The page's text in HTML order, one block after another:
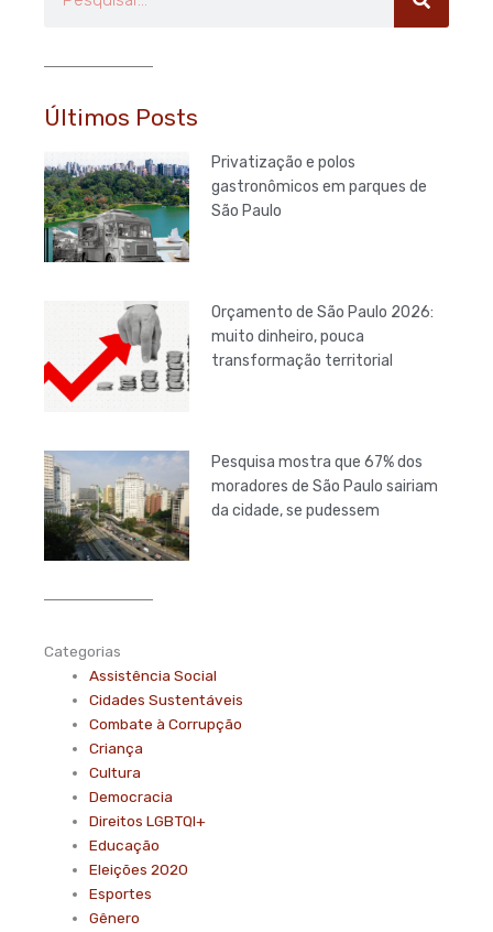
Últimos Posts
Privatização e polos
gastronômicos em parques de
São Paulo
Orçamento de São Paulo 2026:
muito dinheiro, pouca
transformação territorial
Pesquisa mostra que 67% dos
moradores de São Paulo sairiam
da cidade, se pudessem
Categorias
Assistência Social
Cidades Sustentáveis
Combate à Corrupção
Criança
Cultura
Democracia
Direitos LGBTQI+
Educação
Eleições 2020
Esportes
Gênero